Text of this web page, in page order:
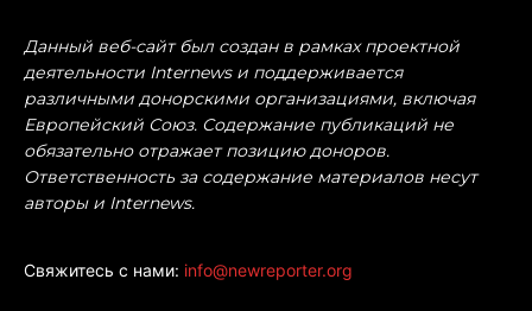
Данный веб-сайт был создан в рамках проектной
деятельности Internews и поддерживается
различными донорскими организациями, включая
Европейский Союз. Содержание публикаций не
обязательно отражает позицию доноров.
Ответственность за содержание материалов несут
авторы и Internews.
Свяжитесь с нами: info@newreporter.org